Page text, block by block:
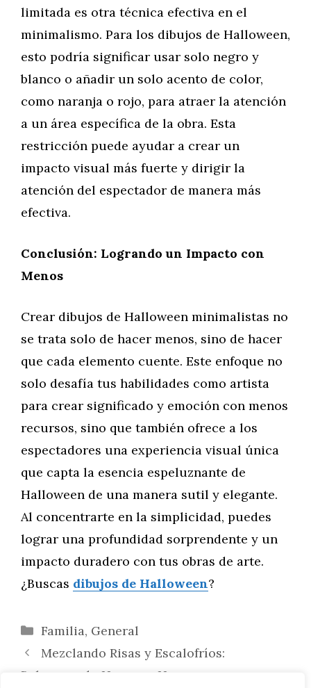
limitada es otra técnica efectiva en el
minimalismo. Para los dibujos de Halloween,
esto podría significar usar solo negro y
blanco o añadir un solo acento de color,
como naranja o rojo, para atraer la atención
a un área específica de la obra. Esta
restricción puede ayudar a crear un
impacto visual más fuerte y dirigir la
atención del espectador de manera más
efectiva.
Conclusión: Logrando un Impacto con
Menos
Crear dibujos de Halloween minimalistas no
se trata solo de hacer menos, sino de hacer
que cada elemento cuente. Este enfoque no
solo desafía tus habilidades como artista
para crear significado y emoción con menos
recursos, sino que también ofrece a los
espectadores una experiencia visual única
que capta la esencia espeluznante de
Halloween de una manera sutil y elegante.
Al concentrarte en la simplicidad, puedes
lograr una profundidad sorprendente y un
impacto duradero con tus obras de arte.
¿Buscas dibujos de Halloween?
Categorías
Familia, General
Mezclando Risas y Escalofríos:
Balanceando Humor y Horror en